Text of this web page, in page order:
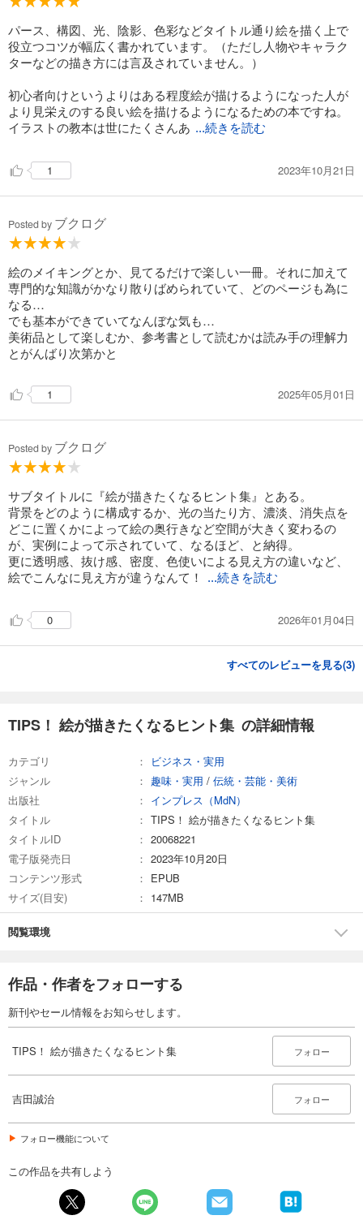
〈本書の内容〉
●パース
・パースを使わない背景・投影図法・アイレベルの考え方・パースの基
本・1点透視・2点透視・3点透視・魚眼パース・パノラマパース・人物と
パース・風景画のパース・画角と絵の印象・人間の見ている世界・間違
えやすいパース ...ほか
●描写
漏れ日のしくみ・表面下散乱について・絵に物語を与えるには・「見せ
●資料
・建物の基本要素・いろいろな建物・いろいろな窓・本棚のヒント・里
山の風景・時間や天候による変化・照明の明るさ ...ほか
●メイキング
・厚塗りの基本・雲について・水について・森について・山について・
路地裏について・昼の街並み・雨の夜景 ...ほか
〈プロフィール〉
イラストレーター。PCゲームメーカー勤務を経て2003年よりフリー。背
校』背景、『美しい情景イラストレーション』装画、『月刊 建築知識』
装画、『東京ゲームショウVR2023』メインビジュアル など。著書として
『ものがたりの家 -吉田誠治 美術設定集-』（パイインターナショナ
ル）、『吉田誠治作品集＆パース徹底テクニック』（玄光社）がある。
パース、構図、光、陰影、色彩などタイトル通り絵を描く上で
役立つコツが幅広く書かれています。（ただし人物やキャラク
ターなどの描き方には言及されていません。）
初心者向けというよりはある程度絵が描けるようになった人が
より見栄えのする良い絵を描けるようになるための本ですね。
イラストの教本は世にたくさんあ ...続きを読む
1 2023年10月21日
Posted by ブクログ
絵のメイキングとか、見てるだけで楽しい一冊。それに加えて
専門的な知識がかなり散りばめられていて、どのページも為に
なる…
でも基本ができていてなんぼな気も…
美術品として楽しむか、参考書として読むかは読み手の理解力
とがんばり次第かと
1 2025年05月01日
Posted by ブクログ
サブタイトルに『絵が描きたくなるヒント集』とある。
背景をどのように構成するか、光の当たり方、濃淡、消失点を
どこに置くかによって絵の奥行きなど空間が大きく変わるの
が、実例によって示されていて、なるほど、と納得。
更に透明感、抜け感、密度、色使いによる見え方の違いなど、
絵でこんなに見え方が違うなんて！
...続きを読む
0 2026年01月04日
すべてのレビューを見る(3)
TIPS！ 絵が描きたくなるヒント集 の詳細情報
カテゴリ
ビジネス・実用
ジャンル
趣味・実用 / 伝統・芸能・美術
出版社
インプレス（MdN）
タイトル
TIPS！ 絵が描きたくなるヒント集
タイトルID
20068221
電子版発売日
2023年10月20日
コンテンツ形式
EPUB
サイズ(目安)
147MB
閲覧環境
作品・作者をフォローする
新刊やセール情報をお知らせします。
TIPS！ 絵が描きたくなるヒント集 フォロー
吉田誠治 フォロー
フォロー機能について
この作品を共有しよう